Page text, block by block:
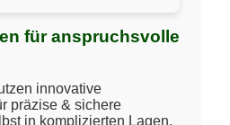
für anspruchsvolle
innovative
präzise & sichere
in komplizierten Lagen.